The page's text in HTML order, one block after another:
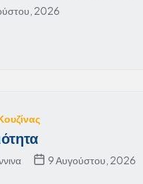
2026
9 Αυγούστου, 2026